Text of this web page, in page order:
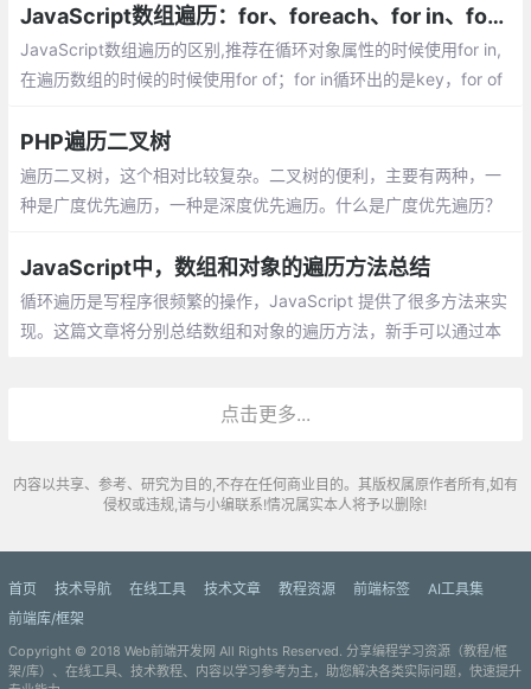
JavaScript数组遍历：for、foreach、for in、for of、$.each、$().each的区别
JavaScript数组遍历的区别,推荐在循环对象属性的时候使用for in,
在遍历数组的时候的时候使用for of；for in循环出的是key，for of
的不足；
PHP遍历二叉树
遍历二叉树，这个相对比较复杂。二叉树的便利，主要有两种，一
种是广度优先遍历，一种是深度优先遍历。什么是广度优先遍历？
JavaScript中，数组和对象的遍历方法总结
循环遍历是写程序很频繁的操作，JavaScript 提供了很多方法来实
现。这篇文章将分别总结数组和对象的遍历方法，新手可以通过本
点击更多...
内容以共享、参考、研究为目的,不存在任何商业目的。其版权属原作者所有,如有
侵权或违规,请与小编联系!情况属实本人将予以删除!
首页 技术导航 在线工具 技术文章 教程资源 前端标签
AI工具集
前端库/框架